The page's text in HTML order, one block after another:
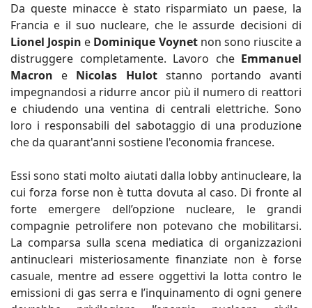
Da queste minacce è stato risparmiato un paese, la
Francia e il suo nucleare, che le assurde decisioni di
Lionel Jospin e Dominique Voynetnon sono riuscite a
distruggere completamente. Lavoro che Emmanuel
Macron e Nicolas Hulotstanno portando avanti
impegnandosi a ridurre ancor più il numero di reattori
e chiudendo una ventina di centrali elettriche. Sono
loro i responsabili del sabotaggio di una produzione
che da quarant'anni sostiene l'economia francese.
Essi sono stati molto aiutati dalla lobby antinucleare, la
cui forza forse non è tutta dovuta al caso. Di fronte al
forte emergere dell’opzione nucleare, le grandi
compagnie petrolifere non potevano che mobilitarsi.
La comparsa sulla scena mediatica di organizzazioni
antinucleari misteriosamente finanziate non è forse
casuale, mentre ad essere oggettivi la lotta contro le
emissioni di gas serra e l’inquinamento di ogni genere